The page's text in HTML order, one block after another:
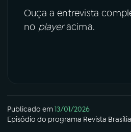
Ouça a entrevista
no playeracima.
Publicado em13/01/2026
Episódio do programa Revista Brasília